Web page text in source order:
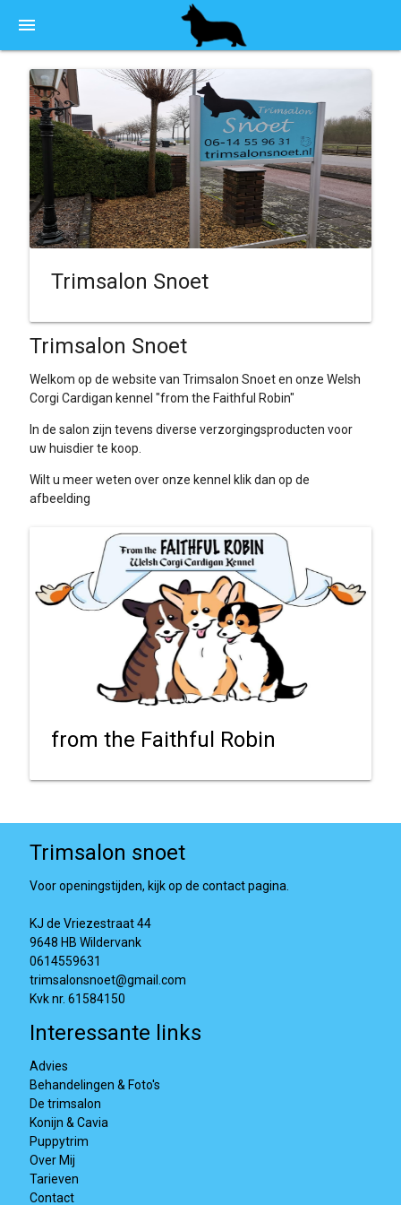
menu
Trimsalon Snoet
Trimsalon Snoet
Welkom op de website van Trimsalon Snoet en onze Welsh
Corgi Cardigan kennel "from the Faithful Robin"
In de salon zijn tevens diverse verzorgingsproducten voor
uw huisdier te koop.
Wilt u meer weten over onze kennel klik dan op de
afbeelding
from the Faithful Robin
Trimsalon snoet
Voor openingstijden, kijk op de contact pagina.
KJ de Vriezestraat 44
9648 HB Wildervank
0614559631
trimsalonsnoet@gmail.com
Kvk nr. 61584150
Interessante links
Advies
Behandelingen & Foto's
De trimsalon
Konijn & Cavia
Puppytrim
Over Mij
Tarieven
Contact